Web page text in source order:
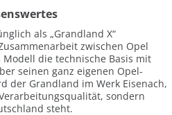
als „Grandland X“
zwischen Opel
Modell die technische Basis mit
seinen ganz eigenen Opel-
der Grandland im Werk Eisenach,
sondern
steht.